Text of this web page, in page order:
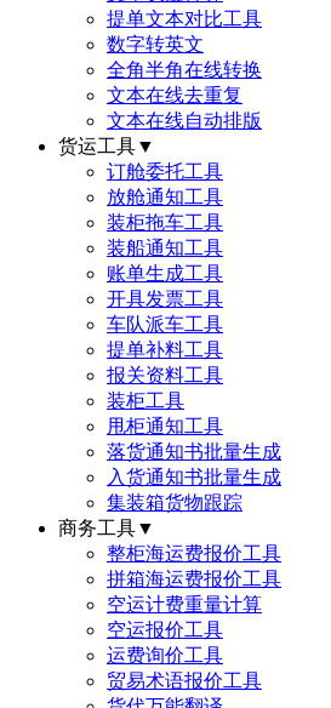
提单文本对比工具
数字转英文
全角半角在线转换
文本在线去重复
文本在线自动排版
货运工具▼
订舱委托工具
放舱通知工具
装柜拖车工具
装船通知工具
账单生成工具
开具发票工具
车队派车工具
提单补料工具
报关资料工具
装柜工具
甩柜通知工具
落货通知书批量生成
入货通知书批量生成
集装箱货物跟踪
商务工具▼
整柜海运费报价工具
拼箱海运费报价工具
空运计费重量计算
空运报价工具
运费询价工具
贸易术语报价工具